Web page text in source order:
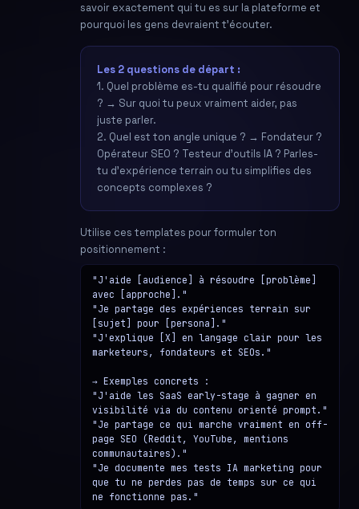
savoir exactement qui tu es sur la plateforme et
pourquoi les gens devraient t'écouter.
Les 2 questions de départ :
1. Quel problème es-tu qualifié pour résoudre
? → Sur quoi tu peux vraiment aider, pas
juste parler.
2. Quel est ton angle unique ? → Fondateur ?
Opérateur SEO ? Testeur d'outils IA ? Parles-
tu d'expérience terrain ou tu simplifies des
concepts complexes ?
Utilise ces templates pour formuler ton
positionnement :
"J'aide [audience] à résoudre [problème]
avec [approche]."
"Je partage des expériences terrain sur
[sujet] pour [persona]."
"J'explique [X] en langage clair pour les
marketeurs, fondateurs et SEOs."
→ Exemples concrets :
"J'aide les SaaS early-stage à gagner en
visibilité via du contenu orienté prompt."
"Je partage ce qui marche vraiment en off-
page SEO (Reddit, YouTube, mentions
communautaires)."
"Je documente mes tests IA marketing pour
que tu ne perdes pas de temps sur ce qui
ne fonctionne pas."